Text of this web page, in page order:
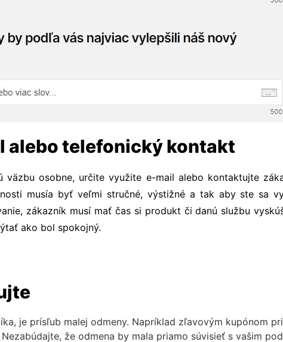
alebo telefonický kontakt
väzbu osobne, určite využite e-mail alebo kontaktujte
musía byť veľmi stručné, výstižné a tak aby ste sa
zákazník musí mať čas si produkt či danú službu
ako bol spokojný.
je prísľub malej odmeny. Napríklad zľavovým kupónom
že odmena by mala priamo súvisieť s vašim